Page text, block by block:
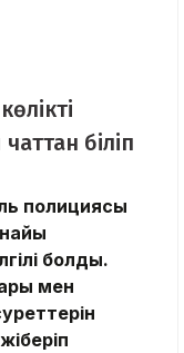
біліп
полициясы
болды.
мен